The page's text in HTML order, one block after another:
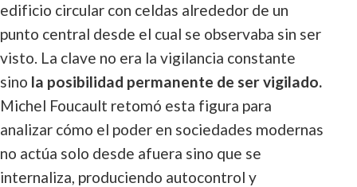
edificio circular con celdas alrededor de un
punto central desde el cual se observaba sin ser
visto. La clave no era la vigilancia constante
sino la posibilidad permanente de ser vigilado.
Michel Foucault retomó esta figura para
analizar cómo el poder en sociedades modernas
no actúa solo desde afuera sino que se
internaliza, produciendo autocontrol y